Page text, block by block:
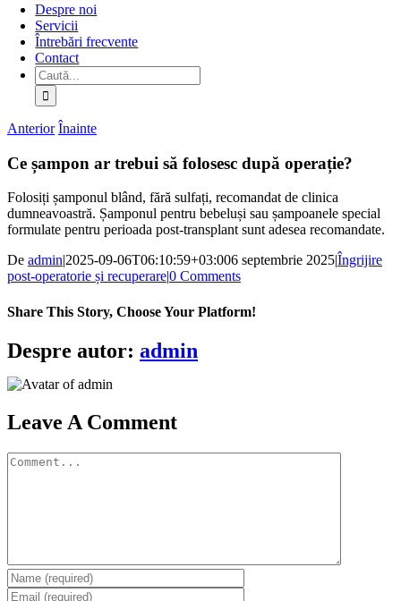
Despre noi
Servicii
Întrebări frecvente
Contact
Caută:
Anterior Înainte
Ce șampon ar trebui să folosesc după operație?
Folosiți șamponul blând, fără sulfați, recomandat de clinica
dumneavoastră. Șamponul pentru bebeluși sau șampoanele special
formulate pentru perioada post-transplant sunt adesea recomandate.
De admin|2025-09-06T06:10:59+03:006 septembrie 2025|Îngrijire
post-operatorie și recuperare|0 Comments
Share This Story, Choose Your Platform!
Facebook
X
Bluesky
Reddit
LinkedIn
WhatsApp
Telegram
Tumblr
Pinterest
Xing
Email
Despre autor: admin
Leave A Comment
Comment